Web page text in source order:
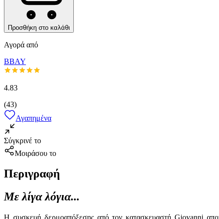
Προσθήκη στο καλάθι
Αγορά από
BBAY
4.83
(43)
Αγαπημένα
Σύγκρινέ το
Μοιράσου το
Περιγραφή
Με λίγα λόγια...